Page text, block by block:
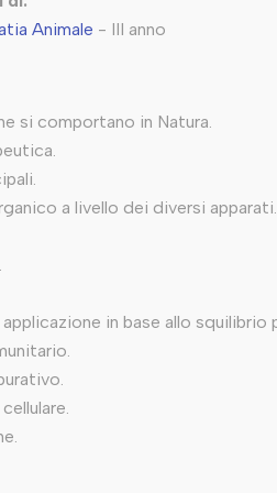
Animale - III anno
si comportano in Natura.
a livello dei diversi apparati.
in base allo squilibrio